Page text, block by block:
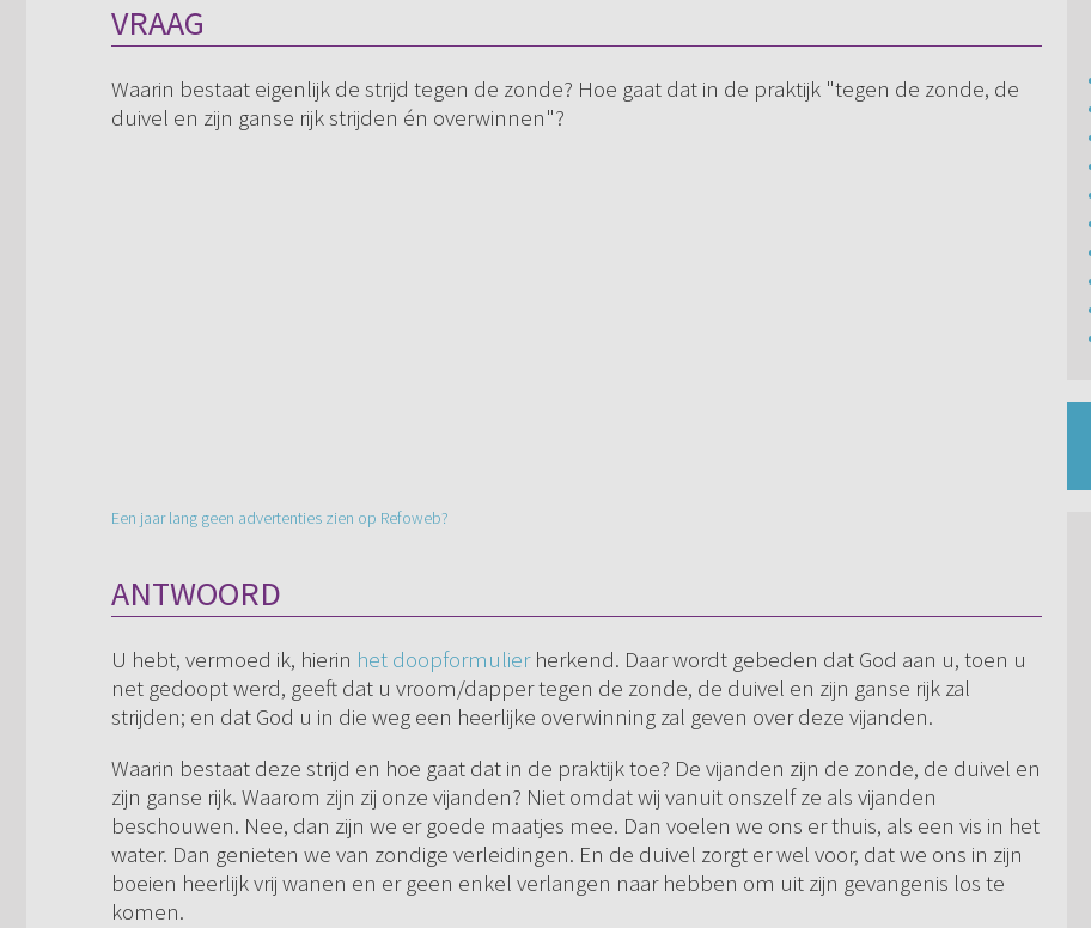
VRAAG
Waarin bestaat eigenlijk de strijd tegen de zonde? Hoe gaat dat in de praktijk "tegen de zonde, de
duivel en zijn ganse rijk strijden én overwinnen"?
Een jaar lang geen advertenties zien op Refoweb?
ANTWOORD
U hebt, vermoed ik, hierin het doopformulierherkend. Daar wordt gebeden dat God aan u, toen u
net gedoopt werd, geeft dat u vroom/dapper tegen de zonde, de duivel en zijn ganse rijk zal
strijden; en dat God u in die weg een heerlijke overwinning zal geven over deze vijanden.
Waarin bestaat deze strijd en hoe gaat dat in de praktijk toe? De vijanden zijn de zonde, de duivel en
zijn ganse rijk. Waarom zijn zij onze vijanden? Niet omdat wij vanuit onszelf ze als vijanden
beschouwen. Nee, dan zijn we er goede maatjes mee. Dan voelen we ons er thuis, als een vis in het
water. Dan genieten we van zondige verleidingen. En de duivel zorgt er wel voor, dat we ons in zijn
boeien heerlijk vrij wanen en er geen enkel verlangen naar hebben om uit zijn gevangenis los te
komen.